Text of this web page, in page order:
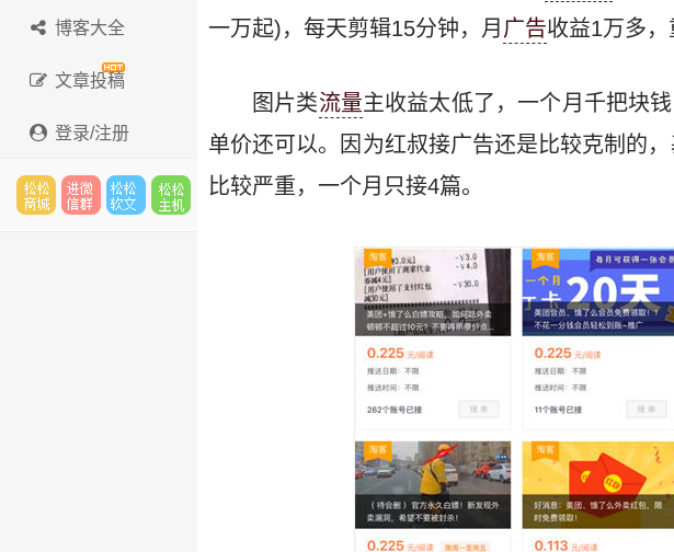
博客大全
文章投稿
登录/注册
一万起)，每天剪辑15分钟，月 广告收益1万多，
图片类流量主收益太低了，一个月千把块
单价还可以。因为红叔接广告还是比较克制的
比较严重，一个月只接4篇。